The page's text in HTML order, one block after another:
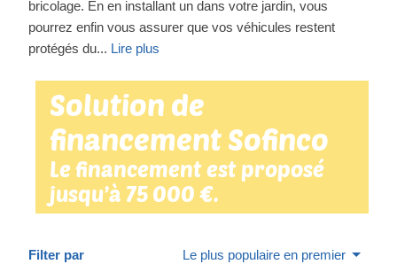
bricolage. En en installant un dans votre jardin, vous
pourrez enfin vous assurer que vos véhicules restent
protégés du... Lire plus
Solution de
financement Sofinco
Le financement est proposé
jusqu’à 75 000 €.
Filter par Le plus populaire en premier